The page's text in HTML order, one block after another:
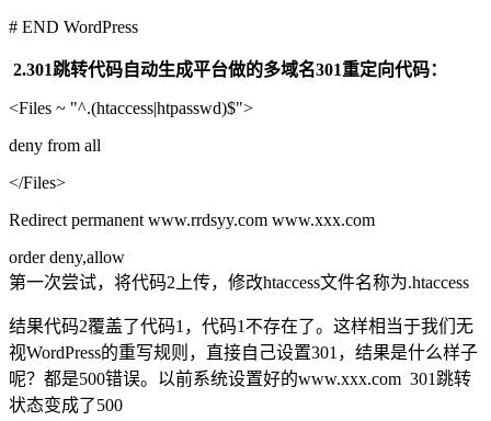
# END WordPress
2.301跳转代码自动生成平台做的多域名301重定向代码：
<Files ~ "^.(htaccess|htpasswd)$">
deny from all
</Files>
Redirect permanent www.rrdsyy.com www.xxx.com
order deny,allow
第一次尝试，将代码2上传，修改htaccess文件名称为.htaccess
结果代码2覆盖了代码1，代码1不存在了。这样相当于我们无
视WordPress的重写规则，直接自己设置301，结果是什么样子
呢？都是500错误。以前系统设置好的www.xxx.com 301跳转
状态变成了500